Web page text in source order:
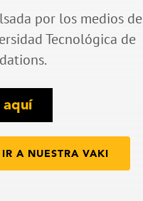
por los medios de
Tecnológica de
aquí
A NUESTRA VAKI